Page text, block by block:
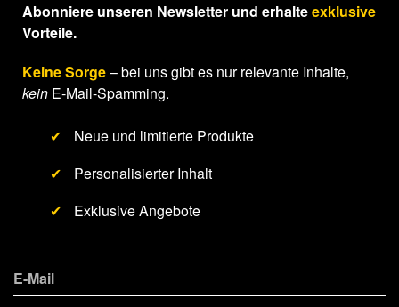
Abonniere unseren Newsletter und erhalteexklusive
Vorteile.
Keine Sorge– bei uns gibt es nur relevante Inhalte,
kein E-Mail-Spamming.
✔
Neue und limitierte Produkte
✔
Personalisierter Inhalt
✔
Exklusive Angebote